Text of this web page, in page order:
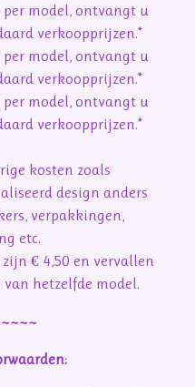
model, ontvangt u
verkoopprijzen.*
model, ontvangt u
verkoopprijzen.*
model, ontvangt u
verkoopprijzen.*
kosten zoals
design anders
verpakkingen,
etc.
€ 4,50 en vervallen
hetzelfde model.